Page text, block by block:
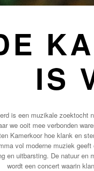
IS
is een muzikale zoektocht
we ooit mee verbonden
Kamerkoor hoe klank en
vol moderne muziek
en uitbarsting. De natuur en
wordt een concert waarin